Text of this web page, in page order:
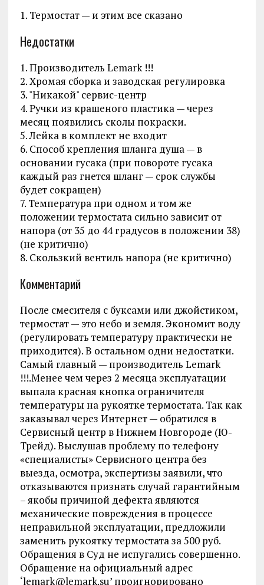
1. Термостат — и этим все сказано
Недостатки
1. Производитель Lemark !!!
2. Хромая сборка и заводская регулировка
3. "Никакой" сервис-центр
4. Ручки из крашеного пластика — через
месяц появились сколы покраски.
5. Лейка в комплект не входит
6. Способ крепления шланга душа — в
основании гусака (при повороте гусака
каждый раз гнется шланг — срок службы
будет сокращен)
7. Температура при одном и том же
положении термостата сильно зависит от
напора (от 35 до 44 градусов в положении 38)
(не критично)
8. Скользкий вентиль напора (не критично)
Комментарий
После смесителя с буксами или джойстиком,
термостат — это небо и земля. Экономит воду
(регулировать температуру практически не
приходится). В остальном одни недостатки.
Самый главный — производитель Lemark
!!!.Менее чем через 2 месяца эксплуатации
выпала красная кнопка ограничителя
температуры на рукоятке термостата. Так как
заказывал через Интернет — обратился в
Сервисный центр в Нижнем Новгороде (Ю-
Трейд). Выслушав проблему по телефону
«специалисты» Сервисного центра без
выезда, осмотра, экспертизы заявили, что
отказываются признать случай гарантийным
– якобы причиной дефекта являются
механические повреждения в процессе
неправильной эксплуатации, предложили
заменить рукоятку термостата за 500 руб.
Обращения в Суд не испугались совершенно.
Обращение на официальный адрес
‘lemark@lemark.su’ проигнорировано